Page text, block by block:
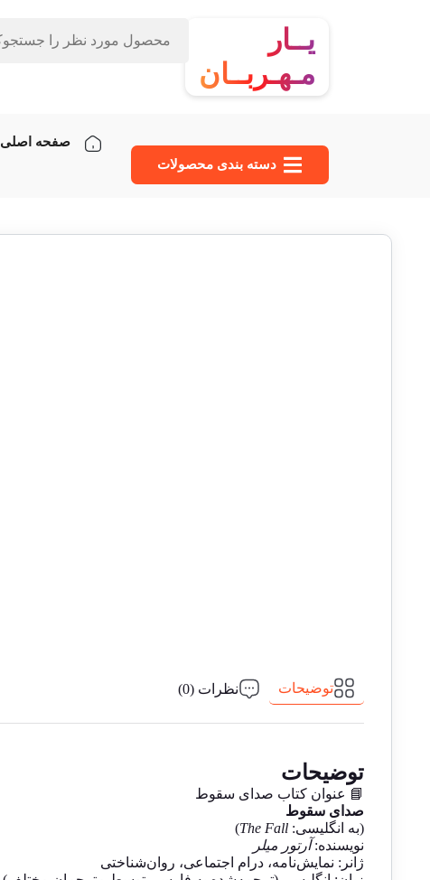
یــار
مـهـربــان
دسته‌ بندی محصولات
صفحه اصلی
توضیحات نظرات (0)
توضیحات
📘 عنوان کتاب صدای سقوط
صدای سقوط
(به انگلیسی: The Fall
)
نویسنده:آرتور میلر
ژانر: نمایش‌نامه، درام اجتماعی، روان‌شناختی